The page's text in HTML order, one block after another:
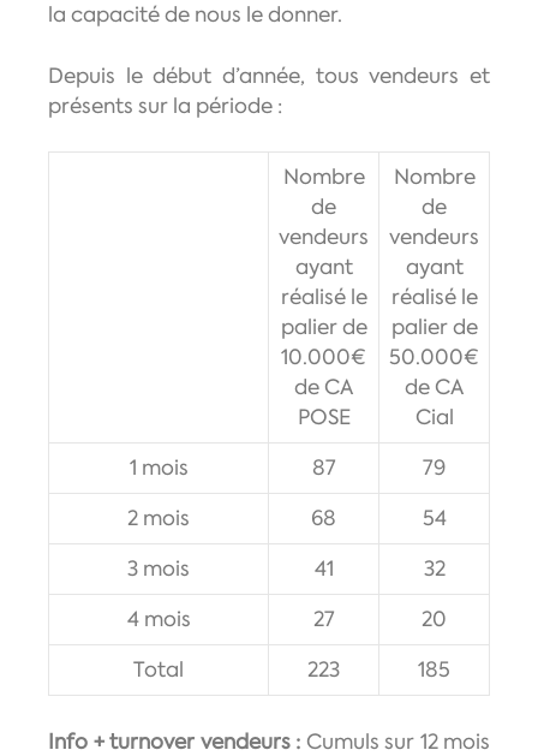
la capacité de nous le donner.
Depuis le début d’année, tous vendeurs et
présents sur la période :
Nombre
de
vendeurs
ayant
réalisé le
palier de
10.000€
de CA
POSE
Nombre
de
vendeurs
ayant
réalisé le
palier de
50.000€
de CA
Cial
1 mois
87
79
2 mois
68
54
3 mois
41
32
4 mois
27
20
Total
223 185
Info + turnover vendeurs : Cumuls sur 12 mois